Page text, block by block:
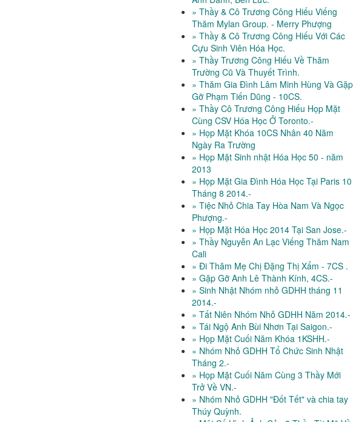
» Thầy & Cô Trương Công Hiếu Viếng
Thăm Mylan Group. - Merry Phượng
» Thầy & Cô Trương Công Hiếu Với Các
Cựu Sinh Viên Hóa Học.
» Thầy Trương Công Hiếu Về Thăm
Trường Cũ Và Thuyết Trình.
» Thăm Gia Đình Lâm Minh Hùng Và Gặp
Gỡ Phạm Tiến Dũng - 10CS.
» Thầy Cô Trương Công Hiếu Họp Mặt
Cùng CSV Hóa Học Ở Toronto.-
» Họp Mặt Khóa 10CS Nhân 40 Năm
Ngày Ra Trường
» Họp Mặt Sinh nhật Hóa Học 50 - năm
2013
» Họp Mặt Gia Đình Hóa Học Tại Paris 10
Tháng 8 2014.-
» Tiệc Nhỏ Chia Tay Hòa Nam Và Ngọc
Phượng.-
» Họp Mặt Hóa Học 2014 Tại San Jose.-
» Thầy Nguyễn An Lạc Viếng Thăm Nam
Cali
» Đi Thăm Mẹ Chị Đặng Thị Xẩm - 7CS .
» Gặp Gỡ Anh Lê Thành Kính, 4CS.-
» Sinh Nhật Nhóm nhỏ GDHH tháng 11
2014.-
» Tất Niên Nhóm Nhỏ GDHH Năm 2014.-
» Tái Ngộ Anh Bùi Nhơn Tại Saigon.-
» Họp Mặt Cuối Năm Khóa 1KSHH.-
» Nhóm Nhỏ GDHH Tổ Chức Sinh Nhật
Tháng 2.-
» Họp Mặt Cuối Năm Cùng 3 Thầy Mới
Trở Về VN.-
» Nhóm Nhỏ GDHH "Đốt Tết" và chia tay
Thúy Quỳnh.